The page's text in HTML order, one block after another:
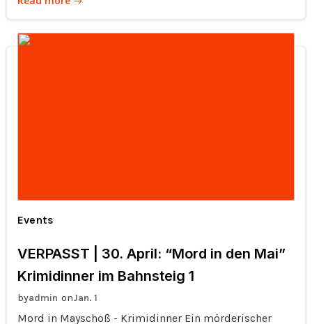
Events
VERPASST | 30. April: “Mord in den Mai”
Krimidinner im Bahnsteig 1
byadmin onJan. 1
Mord in Mayschoß - Krimidinner Ein mörderischer